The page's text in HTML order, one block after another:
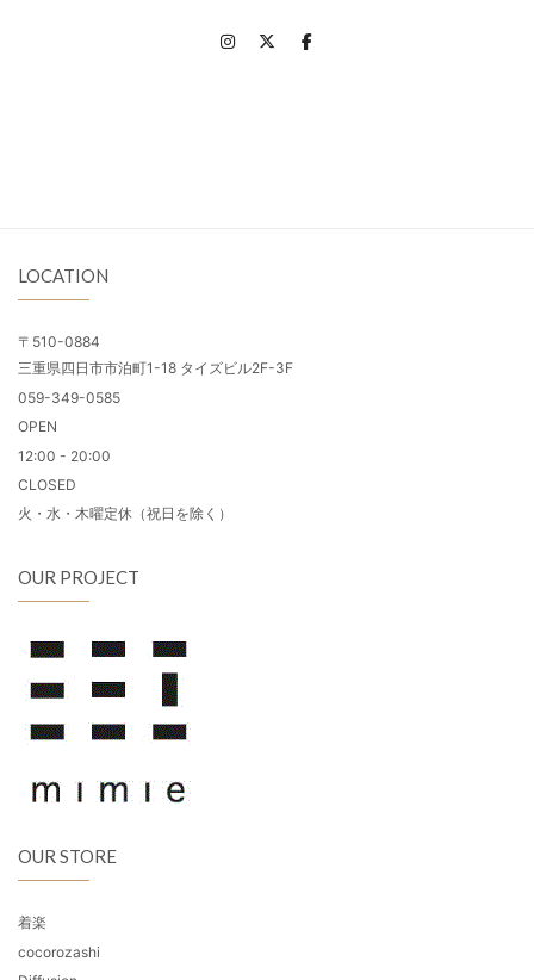
LOCATION
〒510-0884
三重県四日市市泊町1-18 タイズビル2F-3F
059-349-0585
OPEN
12:00 - 20:00
CLOSED
火・水・木曜定休（祝日を除く）
OUR PROJECT
OUR STORE
着楽
cocorozashi